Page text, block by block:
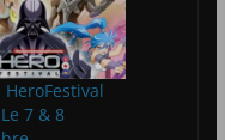
HeroFestival
7 & 8